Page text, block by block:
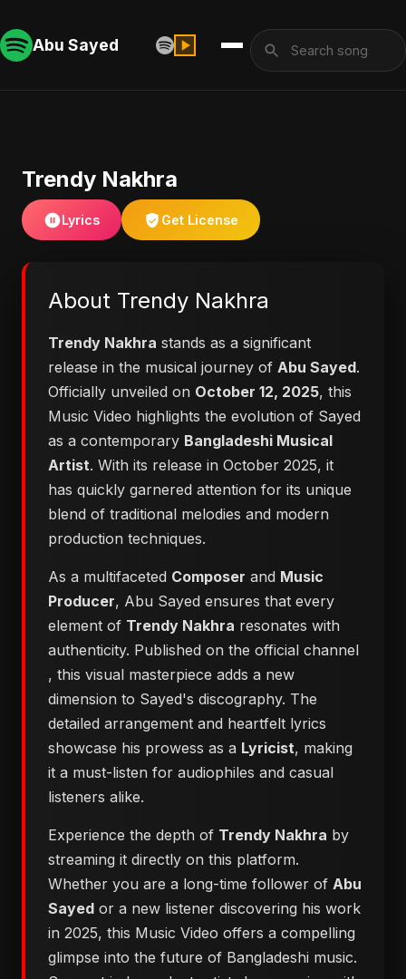
Abu Sayed
Trendy Nakhra
Lyrics Get License
About Trendy Nakhra
Trendy Nakhra stands as a significant
release in the musical journey of Abu Sayed.
Officially unveiled on October 12, 2025, this
Music Video highlights the evolution of Sayed
as a contemporary Bangladeshi Musical
Artist. With its release in October 2025, it
has quickly garnered attention for its unique
blend of traditional melodies and modern
production techniques.
As a multifaceted Composer and Music
Producer, Abu Sayed ensures that every
element of Trendy Nakhra resonates with
authenticity. Published on the official channel
, this visual masterpiece adds a new
dimension to Sayed's discography. The
detailed arrangement and heartfelt lyrics
showcase his prowess as a Lyricist, making
it a must-listen for audiophiles and casual
listeners alike.
Experience the depth of Trendy Nakhra by
streaming it directly on this platform.
Whether you are a long-time follower of Abu
Sayed or a new listener discovering his work
in 2025, this Music Video offers a compelling
glimpse into the future of Bangladeshi music.